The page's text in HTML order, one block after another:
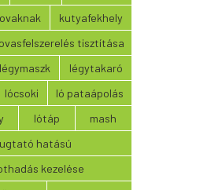
kutyafekhely
tisztítása
légymaszk
légytakaró
lócsoki
ló pataápolás
lótáp
mash
hatású
kezelése